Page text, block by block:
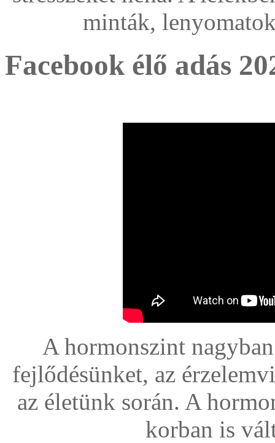
minták,
Facebook élő adás
A hormonszint
fejlődésünket, az
az életünk során. A
korban is